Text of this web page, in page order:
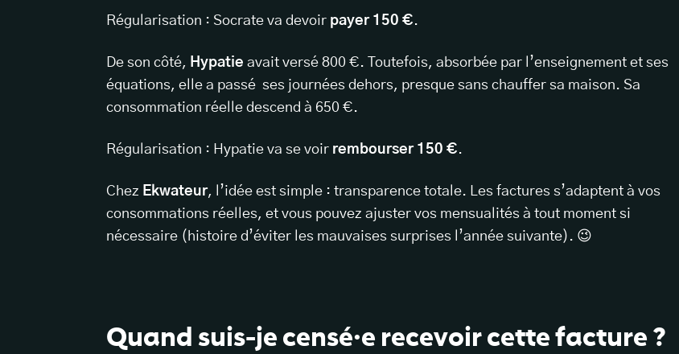
Régularisation : Socrate va devoir payer 150 €.
De son côté, Hypatie avait versé 800 €. Toutefois, absorbée par l’enseignement et ses
équations, elle a passé ses journées dehors, presque sans chauffer sa maison. Sa
consommation réelle descend à 650 €.
Régularisation : Hypatie va se voir rembourser 150 €.
Chez Ekwateur, l’idée est simple : transparence totale. Les factures s’adaptent à vos
consommations réelles, et vous pouvez ajuster vos mensualités à tout moment si
nécessaire (histoire d’éviter les mauvaises surprises l’année suivante). 😉
Quand suis-je censé·e recevoir cette facture ?